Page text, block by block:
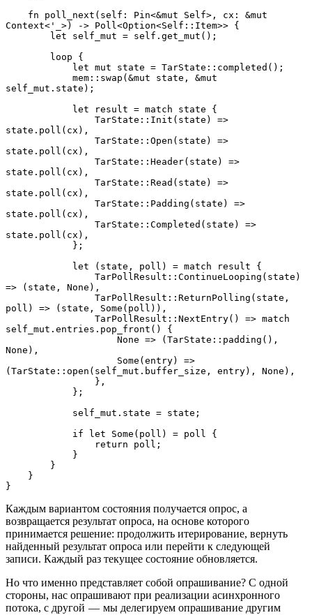
Context<'_>) -> Poll<Option<Self::Item>> {
        let self_mut = self.get_mut();
        loop {
            let mut state = TarState::completed();
self_mut.state);
            let result = match state {
state.poll(cx),
state.poll(cx),
state.poll(cx),
state.poll(cx),
state.poll(cx),
state.poll(cx),
            };
            let (state, poll) = match result {
=> (state, None),
poll) => (state, Some(poll)),
self_mut.entries.pop_front() {
None),
(TarState::open(self_mut.buffer_size, entry), None),
                },
            };
            self_mut.state = state;
            if let Some(poll) = poll {
                return poll;
            }
        }
    }
}
Каждым вариантом состояния получается опрос, а
возвращается результат опроса, на основе которого
принимается решение: продолжить итерирование, вернуть
найденный результат опроса или перейти к следующей
записи. Каждый раз текущее состояние обновляется.
Но что именно представляет собой опрашивание? С одной
стороны, нас опрашивают при реализации асинхронного
потока, с другой — мы делегируем опрашивание другим